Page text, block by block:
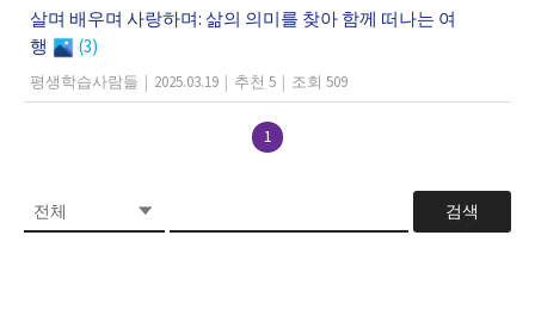
살며 배우며 사랑하며: 삶의 의미를 찾아 함께 떠나는 여
행
(3)
평생학습사람들 | 2025.03.19 | 추천 5 | 조회 509
1
검색